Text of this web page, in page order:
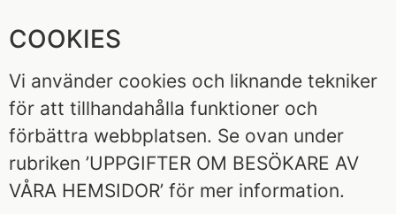
COOKIES
Vi använder cookies och liknande tekniker
för att tillhandahålla funktioner och
förbättra webbplatsen. Se ovan under
rubriken ’UPPGIFTER OM BESÖKARE AV
VÅRA HEMSIDOR’ för mer information.